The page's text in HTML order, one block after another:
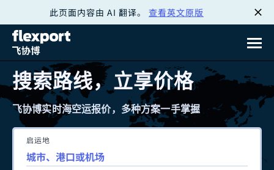
此页面内容由 AI 翻译。 查看英文原版
搜索路线，立享价格
飞协博实时海空运报价，多种方案一手掌握
启运地